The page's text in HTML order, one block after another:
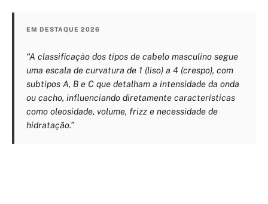
EM DESTAQUE 2026
“A classificação dos tipos de cabelo masculino segue
uma escala de curvatura de 1 (liso) a 4 (crespo), com
subtipos A, B e C que detalham a intensidade da onda
ou cacho, influenciando diretamente características
como oleosidade, volume, frizz e necessidade de
hidratação.”